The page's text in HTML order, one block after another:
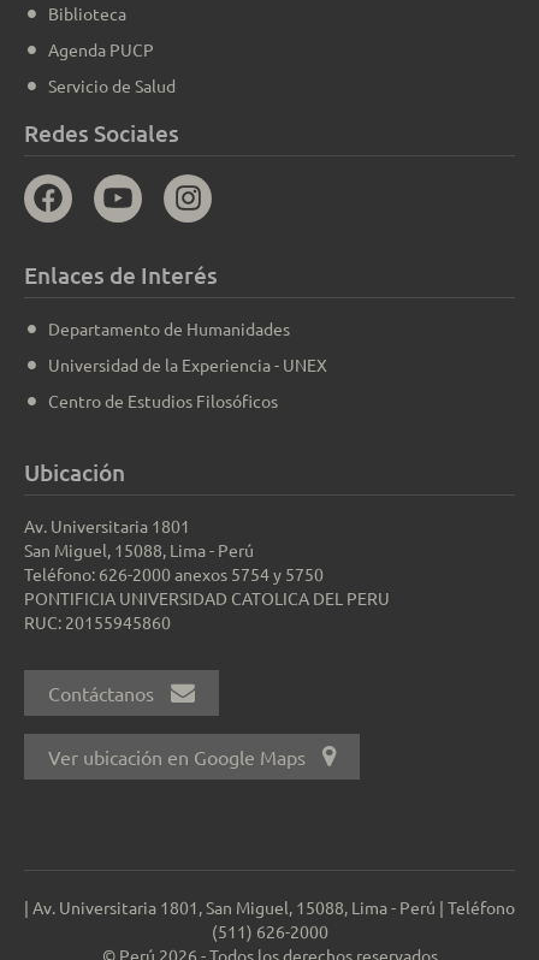
Biblioteca
Agenda PUCP
Servicio de Salud
Redes Sociales
Enlaces de Interés
Departamento de Humanidades
Universidad de la Experiencia - UNEX
Centro de Estudios Filosóficos
Ubicación
Av. Universitaria 1801
San Miguel, 15088, Lima - Perú
Teléfono: 626-2000 anexos 5754 y 5750
PONTIFICIA UNIVERSIDAD CATOLICA DEL PERU
RUC: 20155945860
Contáctanos
Ver ubicación en Google Maps
| Av. Universitaria 1801, San Miguel, 15088, Lima - Perú | Teléfono
(511) 626-2000
© Perú 2026 - Todos los derechos reservados